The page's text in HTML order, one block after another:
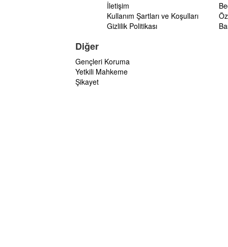
İletişim
Kullanım Şartları ve Koşulları
Gizlilik Politikası
Diğer
Gençleri Koruma
Yetkili Mahkeme
Şikayet